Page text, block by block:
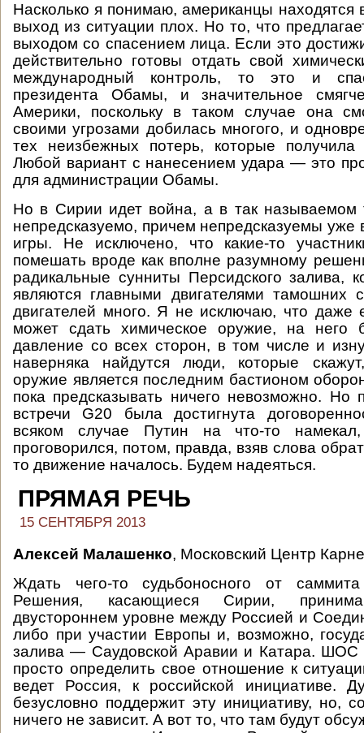
Насколько я понимаю, американцы находятся
выход из ситуации плох. Но то, что
выходом со спасением лица. Если это
действительно готовы отдать свой
международный контроль, то это и
президента Обамы, и значительное
Америки, поскольку в таком случае она
своими угрозами добилась многого, и
тех неизбежных потерь, которые
Любой вариант с нанесением удара — это
для администрации Обамы.
Но в Сирии идет война, а в так называемом
непредсказуемо, причем непредсказуемы уже
игры. Не исключено, что какие-то
помешать вроде как вполне разумному
радикальные сунниты Персидского залива,
являются главными двигателями тамошних
двигателей много. Я не исключаю, что даже
может сдать химическое оружие, на него
давление со всех сторон, в том числе и
наверняка найдутся люди, которые
оружие является последним бастионом
пока предсказывать ничего невозможно. Но
встречи G20 была достигнута
всяком случае Путин на что-то
проговорился, потом, правда, взяв слова
то движение началось. Будем надеяться.
ПРЯМАЯ РЕЧЬ
15 СЕНТЯБРЯ 2013
Алексей Малашенко, Московский Центр
Ждать чего-то судьбоносного от
Решения, касающиеся Сирии,
двустороннем уровне между Россией и
либо при участии Европы и, возможно,
залива — Саудовской Аравии и Катара. ШОС
просто определить свое отношение к
ведет Россия, к российской инициативе.
безусловно поддержит эту инициативу, но,
ничего не зависит. А вот то, что там будут